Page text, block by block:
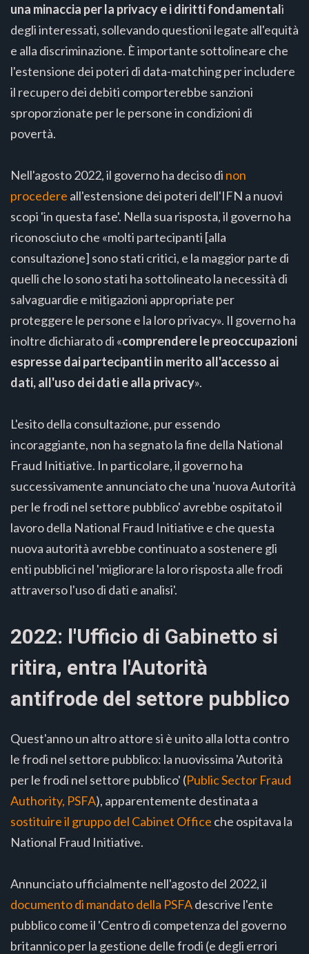
una minaccia per la privacy e i diritti fondamentali
degli interessati, sollevando questioni legate all'equità
e alla discriminazione. È importante sottolineare che
l'estensione dei poteri di data-matching per includere
il recupero dei debiti comporterebbe sanzioni
sproporzionate per le persone in condizioni di
povertà.
Nell'agosto 2022, il governo ha deciso di non
procedere all'estensione dei poteri dell'IFN a nuovi
scopi 'in questa fase'. Nella sua risposta, il governo ha
riconosciuto che «molti partecipanti [alla
consultazione] sono stati critici, e la maggior parte di
quelli che lo sono stati ha sottolineato la necessità di
salvaguardie e mitigazioni appropriate per
proteggere le persone e la loro privacy». Il governo ha
inoltre dichiarato di «comprendere le preoccupazioni
espresse dai partecipanti in merito all'accesso ai
dati, all'uso dei dati e alla privacy».
L'esito della consultazione, pur essendo
incoraggiante, non ha segnato la fine della National
Fraud Initiative. In particolare, il governo ha
successivamente annunciato che una 'nuova Autorità
per le frodi nel settore pubblico' avrebbe ospitato il
lavoro della National Fraud Initiative e che questa
nuova autorità avrebbe continuato a sostenere gli
enti pubblici nel 'migliorare la loro risposta alle frodi
attraverso l'uso di dati e analisi'.
2022: l'Ufficio di Gabinetto si
ritira, entra l'Autorità
antifrode del settore pubblico
Quest'anno un altro attore si è unito alla lotta contro
le frodi nel settore pubblico: la nuovissima 'Autorità
per le frodi nel settore pubblico' (Public Sector Fraud
Authority, PSFA), apparentemente destinata a
sostituire il gruppo del Cabinet Office che ospitava la
National Fraud Initiative.
Annunciato ufficialmente nell'agosto del 2022, il
documento di mandato della PSFAdescrive l'ente
pubblico come il 'Centro di competenza del governo
britannico per la gestione delle frodi (e degli errori